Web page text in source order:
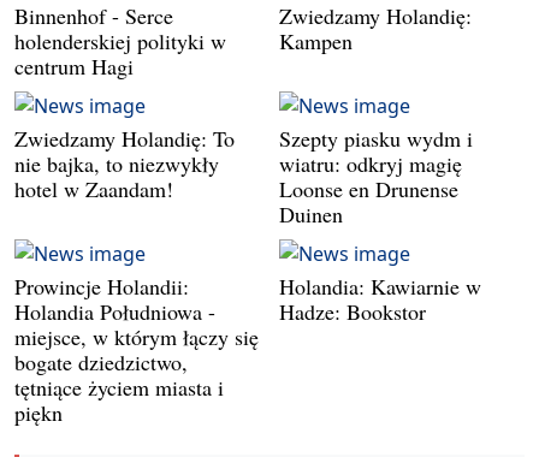
Binnenhof - Serce
holenderskiej polityki w
centrum Hagi
Zwiedzamy Holandię:
Kampen
Zwiedzamy Holandię: To
nie bajka, to niezwykły
hotel w Zaandam!
Szepty piasku wydm i
wiatru: odkryj magię
Loonse en Drunense
Duinen
Prowincje Holandii:
Holandia Południowa -
miejsce, w którym łączy się
bogate dziedzictwo,
tętniące życiem miasta i
piękn
Holandia: Kawiarnie w
Hadze: Bookstor